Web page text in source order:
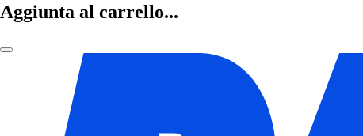
Aggiunta al carrello...